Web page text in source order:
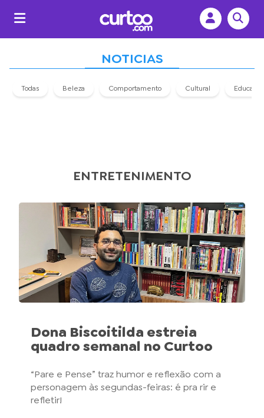
NOTICIAS
Todas Beleza Comportamento Cultural Educação
ENTRETENIMENTO
Dona Biscoitilda estreia
quadro semanal no Curtoo
“Pare e Pense” traz humor e reflexão com a
personagem às segundas-feiras: é pra rir e
refletir!